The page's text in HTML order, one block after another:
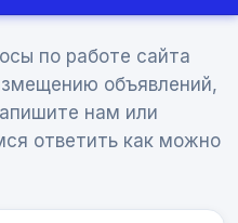
по работе сайта
объявлений,
нам или
ответить как можно